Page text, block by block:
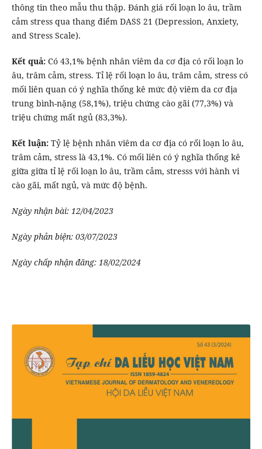
thông tin theo mẫu thu thập. Đánh giá rối loạn lo âu, trầm
cảm stress qua thang điểm DASS 21 (Depression, Anxiety,
and Stress Scale).
Kết quả:Có 43,1% bệnh nhân viêm da cơ địa có rối loạn lo
âu, trâm cảm, stress. Tỉ lệ rối loạn lo âu, trâm cảm, stress có
mối liên quan có ý nghĩa thống kê mức độ viêm da cơ địa
trung bình-nặng (58,1%), triệu chứng cào gãi (77,3%) và
triệu chứng mất ngủ (83,3%).
Kết luận:Tỷ lệ bệnh nhân viêm da cơ địa có rối loạn lo âu,
trâm cảm, stress là 43,1%. Có mối liên có ý nghĩa thống kê
giữa giữa tỉ lệ rối loạn lo âu, trầm cảm, stresss với hành vi
cào gãi, mất ngủ, và mức độ bệnh.
Ngày nhận bài: 12/04/2023
Ngày phản biện: 03/07/2023
Ngày chấp nhận đăng: 18/02/2024